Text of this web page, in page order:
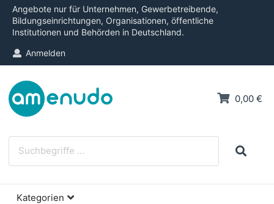
Angebote nur für Unternehmen, Gewerbetreibende,
Bildungseinrichtungen, Organisationen, öffentliche
Institutionen und Behörden in Deutschland.
Anmelden
0,00 €
Kategorien